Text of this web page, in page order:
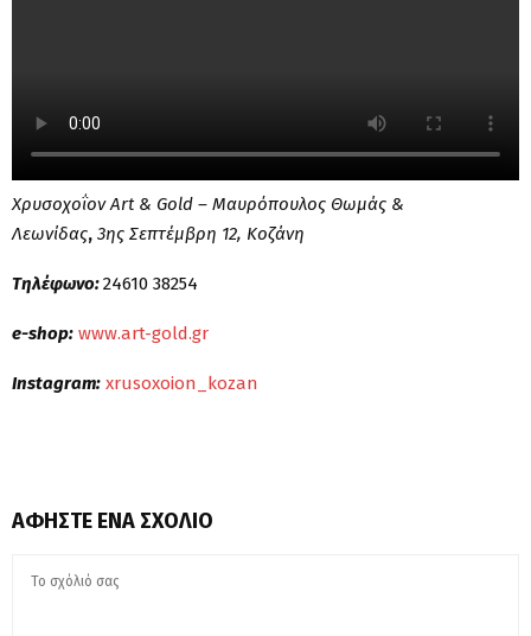
Χρυσοχοΐον Art & Gold – Μαυρόπουλος Θωμάς &
Λεωνίδας, 3ης Σεπτέμβρη 12, Κοζάνη
Τηλέφωνο:24610 38254
e-shop: www.art-gold.gr
Instagram: xrusoxoion_kozan
ΑΦΉΣΤΕ ΈΝΑ ΣΧΌΛΙΟ